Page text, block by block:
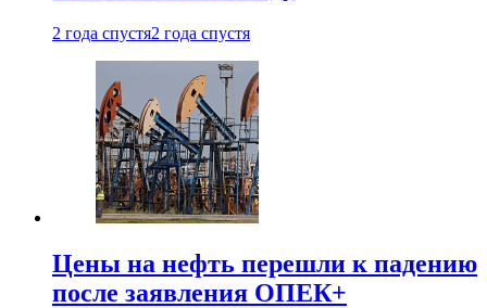
2 года спустя2 года спустя
Цены на нефть перешли к падению
после заявления ОПЕК+